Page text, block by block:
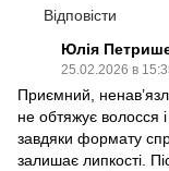
Відповісти
Юлія
25.02.2026 в
Приємний,
не обтяжує волосся
завдяки формату
залишає липкості.